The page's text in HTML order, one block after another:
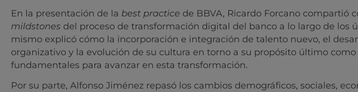
En la presentación de la best practice de BBVA, Ricardo Forcano compartió
mildstones del proceso de transformación digital del banco a lo largo de los
mismo explicó cómo la incorporación e integración de talento nuevo, el
organizativo y la evolución de su cultura en torno a su propósito último
fundamentales para avanzar en esta transformación.
Por su parte, Alfonso Jiménez repasó los cambios demográficos, sociales,